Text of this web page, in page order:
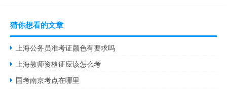
猜你想看的文章
上海公务员准考证颜色有要求吗
上海教师资格证应该怎么考
国考南京考点在哪里